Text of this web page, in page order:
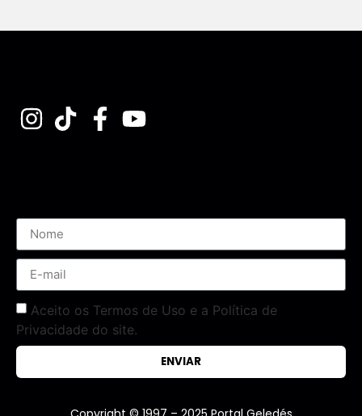
Aceito os Termos de Uso e a Política de
Privacidade do site.
ENVIAR